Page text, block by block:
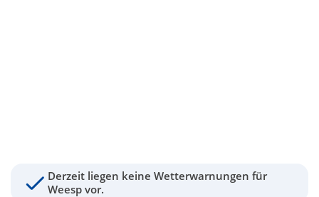
Derzeit liegen keine Wetterwarnungen für
Weesp vor.